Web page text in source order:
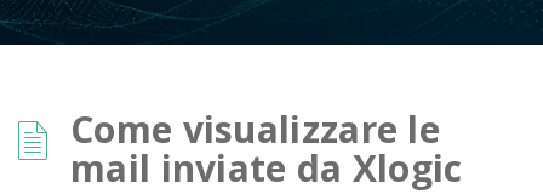
Come visualizzare le
mail inviate da Xlogic